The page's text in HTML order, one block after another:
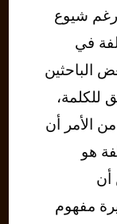
شيوع
في
الباحثين
للكلمة،
الأمر أن
هو
أن
مفهوم